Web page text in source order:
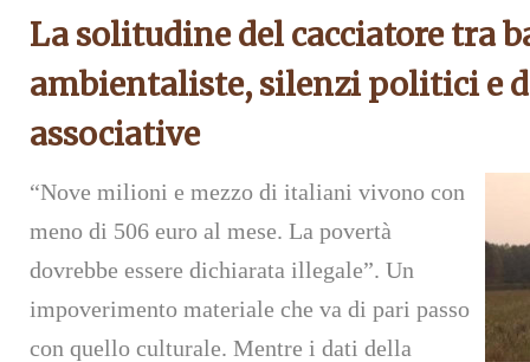
La solitudine del cacciatore tra
ambientaliste, silenzi politici e
associative
“Nove milioni e mezzo di italiani vivono con
meno di 506 euro al mese. La povertà
dovrebbe essere dichiarata illegale”. Un
impoverimento materiale che va di pari passo
con quello culturale. Mentre i dati della